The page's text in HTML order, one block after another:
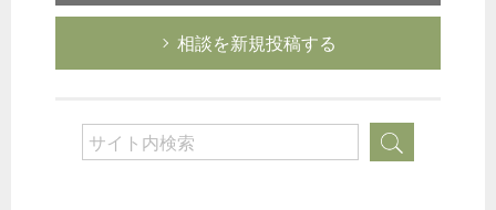
相談を新規投稿する